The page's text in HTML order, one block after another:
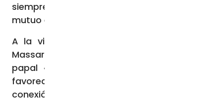
siempre que no falte el reconocimiento
mutuo entre resultados no uniformes».
A la vista de todo esto, según el padre
Massari, el disenso de un pronunciamiento
papal «puede decirse que es fecundo si
favorece un dinamismo positivo de mejor
conexión, posiblemente a favor de un nuevo